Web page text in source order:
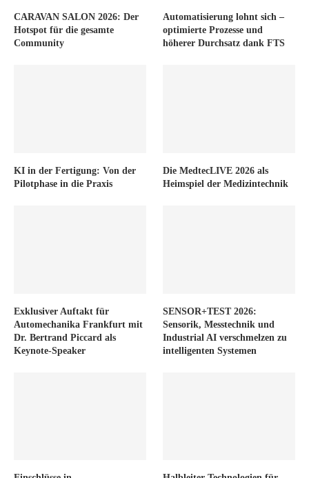
CARAVAN SALON 2026: Der
Hotspot für die gesamte
Community
Automatisierung lohnt sich –
optimierte Prozesse und
höherer Durchsatz dank FTS
KI in der Fertigung: Von der
Pilotphase in die Praxis
Die MedtecLIVE 2026 als
Heimspiel der Medizintechnik
Exklusiver Auftakt für
Automechanika Frankfurt mit
Dr. Bertrand Piccard als
Keynote-Speaker
SENSOR+TEST 2026:
Sensorik, Messtechnik und
Industrial AI verschmelzen zu
intelligenten Systemen